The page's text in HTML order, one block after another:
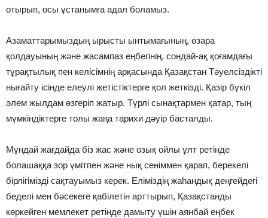
отырып, осы ұстанымға адал боламыз.
Азаматтарымыздың ырысты ынтымағының, өзара
қолдауының және жасампаз еңбегінің, сондай-ақ қоғамдағы
тұрақтылық пен келісімнің арқасында Қазақстан Тәуелсіздікті
нығайту ісінде елеулі жетістіктерге қол жеткізді. Қазір бүкіл
әлем жылдам өзгеріп жатыр. Түрлі сынақтармен қатар, тың
мүмкіндіктерге толы жаңа тарихи дәуір басталды.
Мұндай жағдайда біз жас және озық ойлы ұлт ретінде
болашаққа зор үмітпен және нық сеніммен қарап, берекелі
бірлігімізді сақтауымыз керек. Еліміздің жаһандық деңгейдегі
беделі мен бәсекеге қабілетін арттырып, Қазақстанды
көркейген мемлекет ретінде дамыту үшін аянбай еңбек